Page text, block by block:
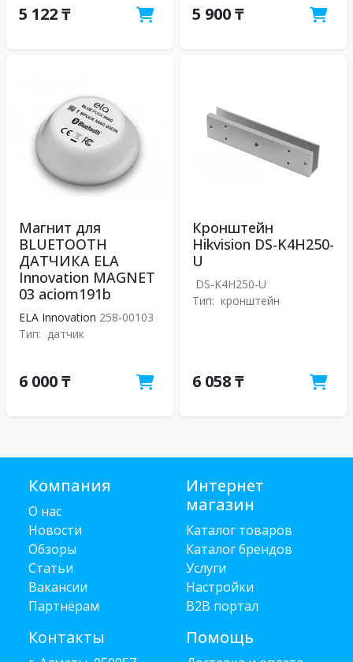
5 122 ₸ 5 900 ₸
Магнит для
BLUETOOTH
ДАТЧИКА ELA
Innovation MAGNET
03 aciom191b
ELA Innovation 258-00103
Тип: датчик
6 000 ₸
Кронштейн
Hikvision DS-K4H250-
U
DS-K4H250-U
Тип: кронштейн
6 058 ₸
Компания
О нас
Новости
Обзоры
Статьи
Вакансии
Партнёрам
Контакты
Интернет
магазин
Каталог товаров
Каталог брендов
Услуги
Настройки
B2B портал
Помощь